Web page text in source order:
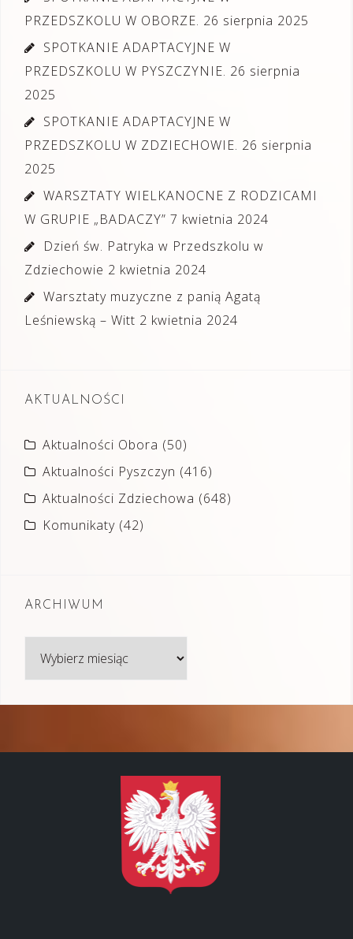
PRZEDSZKOLU W OBORZE. 26 sierpnia 2025
SPOTKANIE ADAPTACYJNE W
PRZEDSZKOLU W PYSZCZYNIE. 26 sierpnia
2025
SPOTKANIE ADAPTACYJNE W
PRZEDSZKOLU W ZDZIECHOWIE. 26 sierpnia
2025
WARSZTATY WIELKANOCNE Z RODZICAMI
W GRUPIE „BADACZY” 7 kwietnia 2024
Dzień św. Patryka w Przedszkolu w
Zdziechowie 2 kwietnia 2024
Warsztaty muzyczne z panią Agatą
Leśniewską – Witt 2 kwietnia 2024
AKTUALNOŚCI
Aktualności Obora (50)
Aktualności Pyszczyn (416)
Aktualności Zdziechowa (648)
Komunikaty (42)
ARCHIWUM